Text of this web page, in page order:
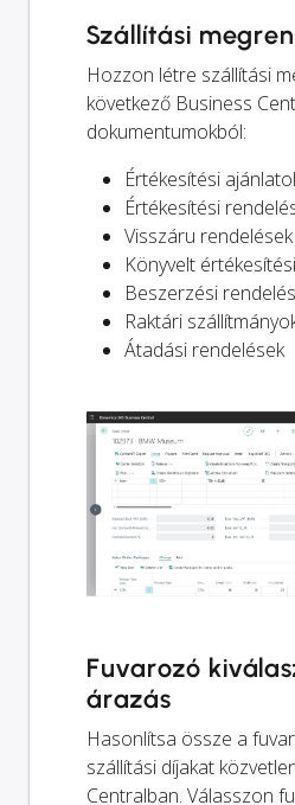
Szállítási
Hozzon létre szállítási
következő Business
dokumentumokból:
Értékesítési
Értékesítési
Visszáru rendelések
Könyvelt
Beszerzési
Raktári
Átadási rendelések
Fuvarozó
árazás
Hasonlítsa össze a
szállítási díjakat
Centralban. Válasszon